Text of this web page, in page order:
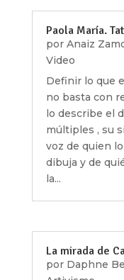
Paola María.
por Anaiz
Video
Definir lo que
no basta con
lo describe el
múltiples , su
voz de quien
dibuja y de
la...
La mirada de
por Daphne